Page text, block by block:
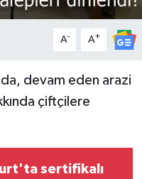
A- A+
devam eden arazi
çiftçilere
sertifikalı